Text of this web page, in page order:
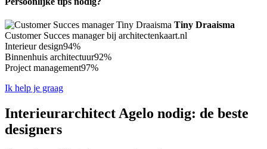
Tiny Draaisma
Customer Succes manager bij architectenkaart.nl
Interieur design94%
Binnenhuis architectuur92%
Project management97%
Ik help je graag
Interieurarchitect Agelo nodig: de beste
designers